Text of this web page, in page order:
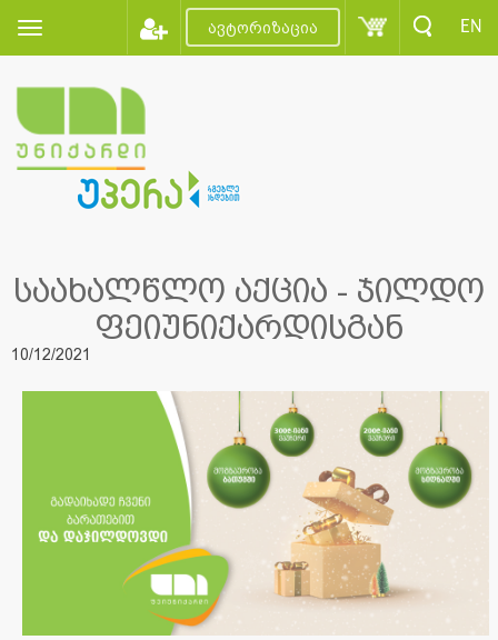
ავტორიზაცია EN
საახალწლო აქცია - ჯილდო
ფეიუნიქარდისგან
10/12/2021